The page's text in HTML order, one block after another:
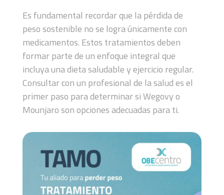
Es fundamental recordar que la pérdida de
peso sostenible no se logra únicamente con
medicamentos. Estos tratamientos deben
formar parte de un enfoque integral que
incluya una dieta saludable y ejercicio regular.
Consultar con un profesional de la salud es el
primer paso para determinar si Wegovy o
Mounjaro son opciones adecuadas para ti.